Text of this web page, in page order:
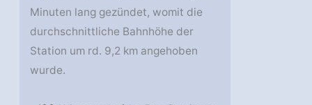
Minuten lang gezündet, womit die
durchschnittliche Bahnhöhe der
Station um rd. 9,2 km angehoben
wurde.